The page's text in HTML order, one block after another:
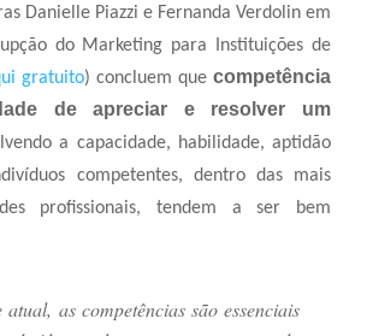
Danielle Piazzi e Fernanda Verdolin em
do Marketing para Instituições de
gratuito) concluem que competência
de apreciar e resolver um
a capacidade, habilidade, aptidão
competentes, dentro das mais
profissionais, tendem a ser bem
atual, as competências são essenciais